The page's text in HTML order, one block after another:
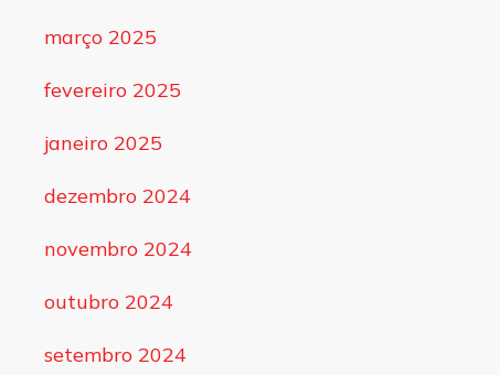
março 2025
fevereiro 2025
janeiro 2025
dezembro 2024
novembro 2024
outubro 2024
setembro 2024